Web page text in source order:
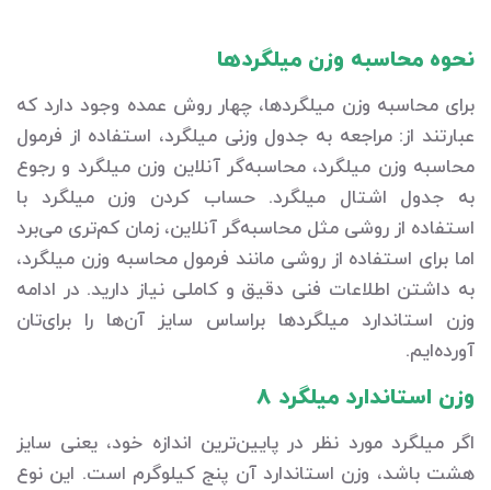
نحوه محاسبه وزن میلگردها
برای محاسبه وزن میلگردها، چهار روش عمده وجود دارد که
عبارتند از: مراجعه به جدول وزنی میلگرد، استفاده از فرمول
محاسبه وزن میلگرد، محاسبه‌گر آنلاین وزن میلگرد و رجوع
به جدول اشتال میلگرد. حساب کردن وزن میلگرد با
استفاده از روشی مثل محاسبه‌گر آنلاین، زمان کم‌تری می‌برد
اما برای استفاده از روشی مانند فرمول محاسبه وزن میلگرد،
به داشتن اطلاعات فنی دقیق و کاملی نیاز دارید. در ادامه
وزن استاندارد میلگردها براساس سایز آن‌ها را برای‌تان
آورده‌ایم.
وزن استاندارد میلگرد 8
اگر میلگرد مورد نظر در پایین‌ترین اندازه خود، یعنی سایز
هشت باشد، وزن استاندارد آن پنج کیلوگرم است. این نوع